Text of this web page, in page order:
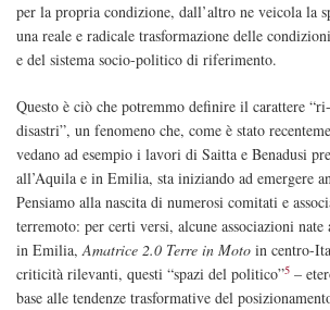
per la propria condizione, dall’altro ne veicola la
una reale e radicale trasformazione delle
e del sistema socio-politico di riferimento.
Questo è ciò che potremmo definire il carattere
disastri”, un fenomeno che, come è stato
vedano ad esempio i lavori di Saitta e Benadusi
all’Aquila e in Emilia, sta iniziando ad emergere
Pensiamo alla nascita di numerosi comitati e
terremoto: per certi versi, alcune associazioni nate
in Emilia, Amatrice 2.0 Terre in Moto in centro-
criticità rilevanti, questi “spazi del politico”5 –
base alle tendenze trasformative del